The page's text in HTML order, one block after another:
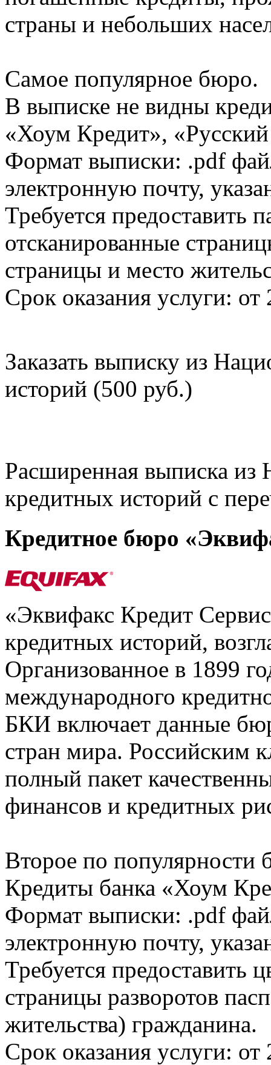
страны и небольших
Самое популярное бюро.
В выписке не видны
«Хоум Кредит»,
Формат выписки: .pdf
электронную почту,
Требуется предоставить
отсканированные
страницы и место
Срок оказания услуги: от
Заказать выписку из
историй (500 руб.)
Расширенная выписка из
кредитных историй с
Кредитное бюро
«Эквифакс Кредит
кредитных историй,
Организованное в 1899
международного
БКИ включает данные
стран мира. Российским
полный пакет
финансов и кредитных
Второе по популярности
Кредиты банка «Хоум
Формат выписки: .pdf
электронную почту,
Требуется предоставить
страницы разворотов
жительства) гражданина.
Срок оказания услуги: от